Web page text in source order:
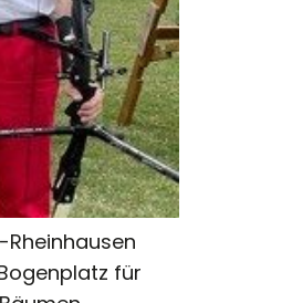
für